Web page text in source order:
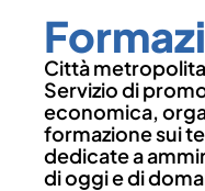
Città
Servizio di
economica,
formazione sui
dedicate a
di oggi e di